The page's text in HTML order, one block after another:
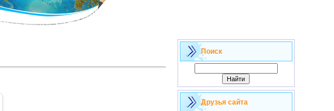
Поиск
Друзья сайта